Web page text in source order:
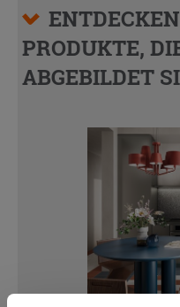
PRODUKTE,
ABGEBILDET